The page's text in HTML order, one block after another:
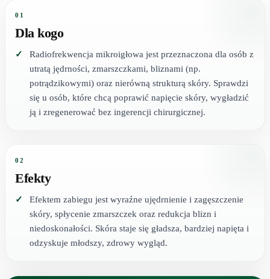
01
Dla kogo
Radiofrekwencja mikroigłowa jest przeznaczona dla osób z
utratą jędrności, zmarszczkami, bliznami (np.
potrądzikowymi) oraz nierówną strukturą skóry. Sprawdzi
się u osób, które chcą poprawić napięcie skóry, wygładzić
ją i zregenerować bez ingerencji chirurgicznej.
02
Efekty
Efektem zabiegu jest wyraźne ujędrnienie i zagęszczenie
skóry, spłycenie zmarszczek oraz redukcja blizn i
niedoskonałości. Skóra staje się gładsza, bardziej napięta i
odzyskuje młodszy, zdrowy wygląd.